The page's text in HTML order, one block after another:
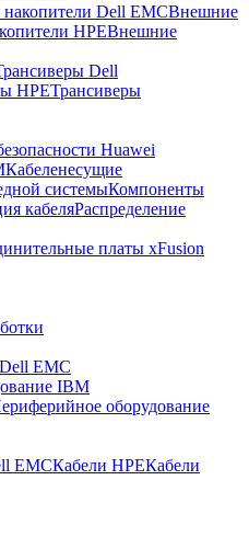
Dell EMCВнешние
HPEВнешние
Dell
HPEТрансиверы
Huawei
Кабеленесущие
системыКомпоненты
кабеляРаспределение
платы xFusion
EMC
IBM
оборудование
EMCКабели HPEКабели